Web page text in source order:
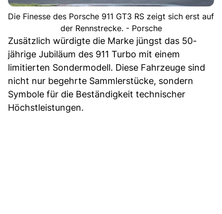
Die Finesse des Porsche 911 GT3 RS zeigt sich erst auf
der Rennstrecke. - Porsche
Zusätzlich würdigte die Marke jüngst das 50-
jährige Jubiläum des 911 Turbo mit einem
limitierten Sondermodell. Diese Fahrzeuge sind
nicht nur begehrte Sammlerstücke, sondern
Symbole für die Beständigkeit technischer
Höchstleistungen.